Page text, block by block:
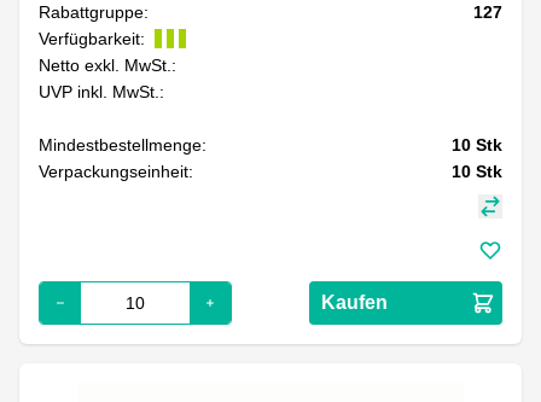
Rabattgruppe:
127
Verfügbarkeit:
Netto exkl. MwSt.:
UVP inkl. MwSt.:
Mindestbestellmenge: 10 Stk
Verpackungseinheit:
10 Stk
Kaufen